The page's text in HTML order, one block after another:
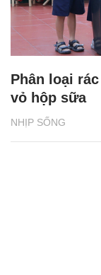
NHỊP SỐNG
Phân loại
vỏ hộp sữa